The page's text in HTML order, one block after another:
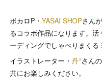
ボカロP・ YASAI SHOPさん
るコラボ作品になります。
ーディングでしゃべりまくる
イラストレーター・ 丹°さん
共にお楽しみください。